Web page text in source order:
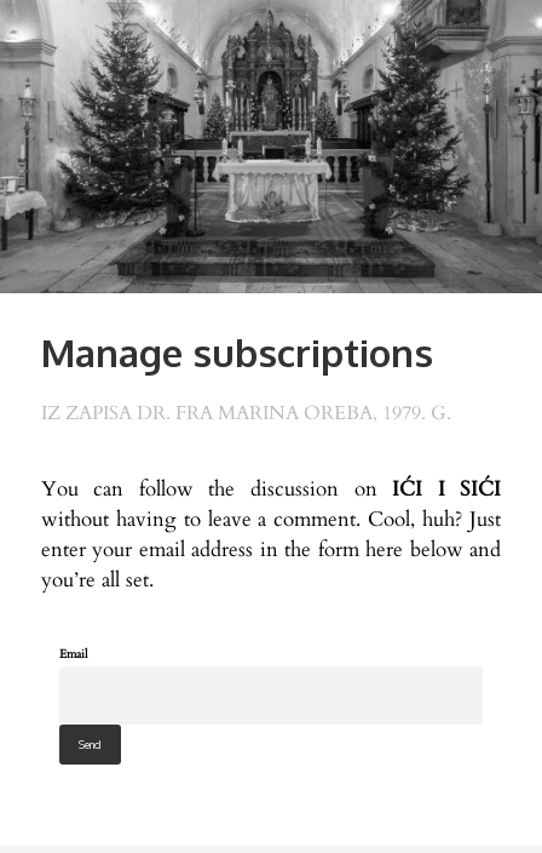
MENU
Manage subscriptions
IZ ZAPISA DR. FRA MARINA OREBA, 1979. G.
You can follow the discussion onIĆI I SIĆI
without having to leave a comment. Cool, huh? Just
enter your email address in the form here below and
you’re all set.
Email